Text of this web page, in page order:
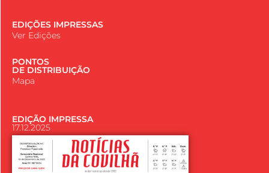
EDIÇÕES IMPRESSAS
Ver Edições
PONTOS
DE DISTRIBUIÇÃO
Mapa
EDIÇÃO IMPRESSA
17.12.2025